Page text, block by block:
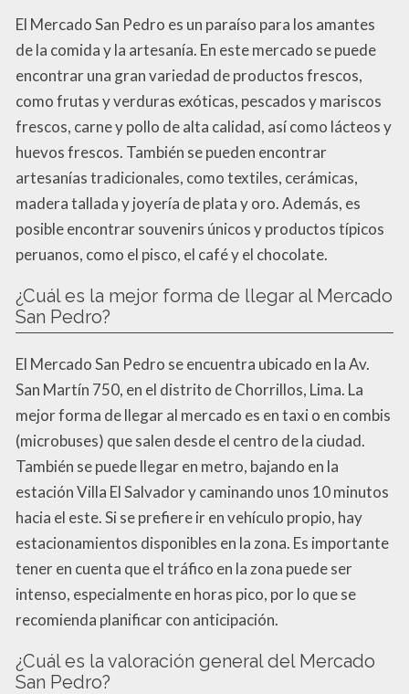
El Mercado San Pedro es un paraíso para los amantes
de la comida y la artesanía. En este mercado se puede
encontrar una gran variedad de productos frescos,
como frutas y verduras exóticas, pescados y mariscos
frescos, carne y pollo de alta calidad, así como lácteos y
huevos frescos. También se pueden encontrar
artesanías tradicionales, como textiles, cerámicas,
madera tallada y joyería de plata y oro. Además, es
posible encontrar souvenirs únicos y productos típicos
peruanos, como el pisco, el café y el chocolate.
¿Cuál es la mejor forma de llegar al Mercado
San Pedro?
El Mercado San Pedro se encuentra ubicado en la Av.
San Martín 750, en el distrito de Chorrillos, Lima. La
mejor forma de llegar al mercado es en taxi o en combis
(microbuses) que salen desde el centro de la ciudad.
También se puede llegar en metro, bajando en la
estación Villa El Salvador y caminando unos 10 minutos
hacia el este. Si se prefiere ir en vehículo propio, hay
estacionamientos disponibles en la zona. Es importante
tener en cuenta que el tráfico en la zona puede ser
intenso, especialmente en horas pico, por lo que se
recomienda planificar con anticipación.
¿Cuál es la valoración general del Mercado
San Pedro?